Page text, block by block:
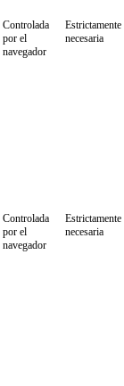
Controlada
por el
navegador
Estrictamente
necesaria
Controlada
por el
navegador
Estrictamente
necesaria